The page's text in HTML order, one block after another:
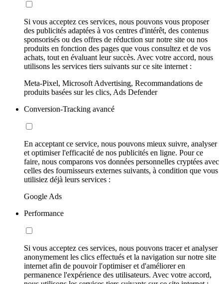
Si vous acceptez ces services, nous pouvons vous proposer
des publicités adaptées à vos centres d'intérêt, des contenus
sponsorisés ou des offres de réduction sur notre site ou nos
produits en fonction des pages que vous consultez et de vos
achats, tout en évaluant leur succès. Avec votre accord, nous
utilisons les services tiers suivants sur ce site internet :
Meta-Pixel, Microsoft Advertising, Recommandations de
produits basées sur les clics, Ads Defender
Conversion-Tracking avancé
En acceptant ce service, nous pouvons mieux suivre, analyser
et optimiser l'efficacité de nos publicités en ligne. Pour ce
faire, nous comparons vos données personnelles cryptées avec
celles des fournisseurs externes suivants, à condition que vous
utilisiez déjà leurs services :
Google Ads
Performance
Si vous acceptez ces services, nous pouvons tracer et analyser
anonymement les clics effectués et la navigation sur notre site
internet afin de pouvoir l'optimiser et d'améliorer en
permanence l'expérience des utilisateurs. Avec votre accord,